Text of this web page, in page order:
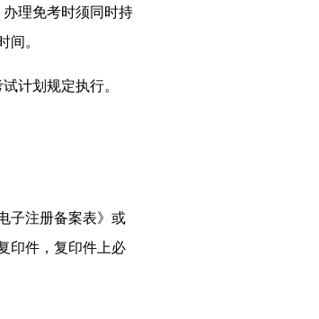
理免考时须同时持
。
计划规定执行。
子注册备案表》或
印件，复印件上必